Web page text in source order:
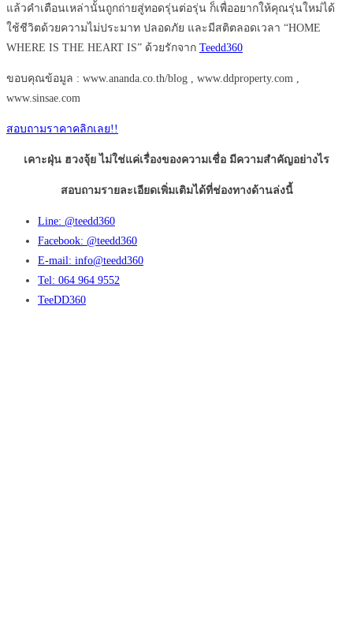
แล้วคำเตือนเหล่านั้นถูกถ่ายสู่ทอดรุ่นต่อรุ่น ก็เพื่ออยากให้คุณรุ่นใหม่ได้
ใช้ชีวิตด้วยความไม่ประมาท ปลอดภัย และมีสติตลอดเวลา “HOME
WHERE IS THE HEART IS” ด้วยรักจาก Teedd360
ขอบคุณข้อมูล : www.ananda.co.th/blog , www.ddproperty.com ,
www.sinsae.com
สอบถามราคาคลิกเลย!!
เคาะฝุ่น ฮวงจุ้ย ไม่ใช่แค่เรื่องของความเชื่อ มีความสำคัญอย่างไร
สอบถามรายละเอียดเพิ่มเติมได้ที่ช่องทางด้านล่งนี้
Line: @teedd360
Facebook: @teedd360
E-mail: info@teedd360
Tel: 064 964 9552
TeeDD360